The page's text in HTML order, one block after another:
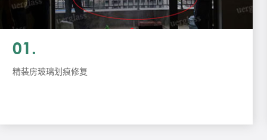
常见问题
联系我们
01.
精装房玻璃划痕修复